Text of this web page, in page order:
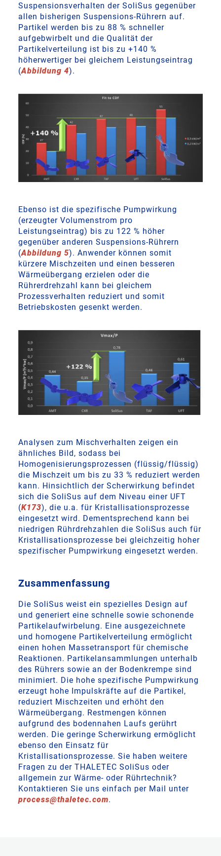
Suspensionsverhalten der SoliSus gegenüber
allen bisherigen Suspensions-Rührern auf.
Partikel werden bis zu 88 % schneller
aufgebwirbelt und die Qualität der
Partikelverteilung ist bis zu +140 %
höherwertiger bei gleichem Leistungseintrag
(Abbildung 4).
Ebenso ist die spezifische Pumpwirkung
(erzeugter Volumenstrom pro
Leistungseintrag) bis zu 122 % höher
gegenüber anderen Suspensions-Rührern
(Abbildung 5). Anwender können somit
kürzere Mischzeiten und einen besseren
Wärmeübergang erzielen oder die
Rührerdrehzahl kann bei gleichem
Prozessverhalten reduziert und somit
Betriebskosten gesenkt werden.
Analysen zum Mischverhalten zeigen ein
ähnliches Bild, sodass bei
Homogenisierungsprozessen (flüssig/flüssig)
die Mischzeit um bis zu 33 % reduziert werden
kann. Hinsichtlich der Scherwirkung befindet
sich die SoliSus auf dem Niveau einer UFT
(K173), die u.a. für Kristallisationsprozesse
eingesetzt wird. Dementsprechend kann bei
niedrigen Rührdrehzahlen die SoliSus auch für
Kristallisationsprozesse bei gleichzeitig hoher
spezifischer Pumpwirkung eingesetzt werden.
Zusammenfassung
Die SoliSus weist ein spezielles Design auf
und generiert eine schnelle sowie schonende
Partikelaufwirbelung. Eine ausgezeichnete
und homogene Partikelverteilung ermöglicht
einen hohen Massetransport für chemische
Reaktionen. Partikelansammlungen unterhalb
des Rührers sowie an der Bodenkrempe sind
minimiert. Die hohe spezifische Pumpwirkung
erzeugt hohe Impulskräfte auf die Partikel,
reduziert Mischzeiten und erhöht den
Wärmeübergang. Restmengen können
aufgrund des bodennahen Laufs gerührt
werden. Die geringe Scherwirkung ermöglicht
ebenso den Einsatz für
Kristallisationsprozesse. Sie haben weitere
Fragen zu der THALETEC SoliSus oder
allgemein zur Wärme- oder Rührtechnik?
Kontaktieren Sie uns einfach per Mail unter
process@thaletec.com.